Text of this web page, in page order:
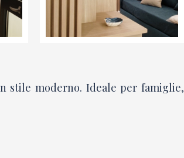
stile moderno. Ideale per famiglie,